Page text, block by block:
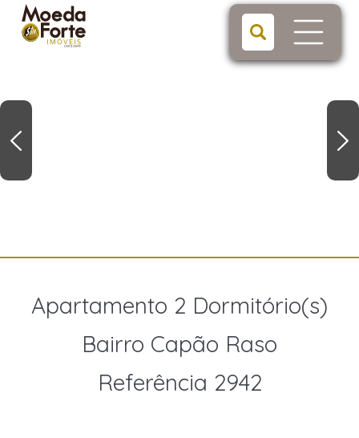
Apartamento 2 Dormitório(s)
Bairro Capão Raso
Referência 2942